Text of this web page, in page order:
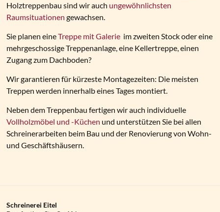
Holztreppenbau sind wir auch ungewöhnlichsten
Raumsituationen gewachsen.
Sie planen eineTreppe mit Galerie im zweiten Stock oder eine
mehrgeschossige Treppenanlage, eine Kellertreppe, einen
Zugang zum Dachboden?
Wir garantieren für kürzeste Montagezeiten: Die meisten
Treppen werden innerhalb eines Tages montiert.
Neben dem Treppenbau fertigen wir auch individuelle
Vollholzmöbel und -Küchen und unterstützen Sie bei allen
Schreinerarbeiten beim Bau und der Renovierung von Wohn-
und Geschäftshäusern.
Schreinerei Eitel